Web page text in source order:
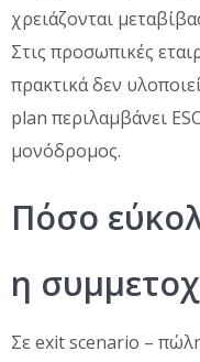
χρειάζονται
Στις προσωπικές
πρακτικά δεν
plan περιλαμβάνει
μονόδρομος.
Πόσο
η
Σε exit scenario –